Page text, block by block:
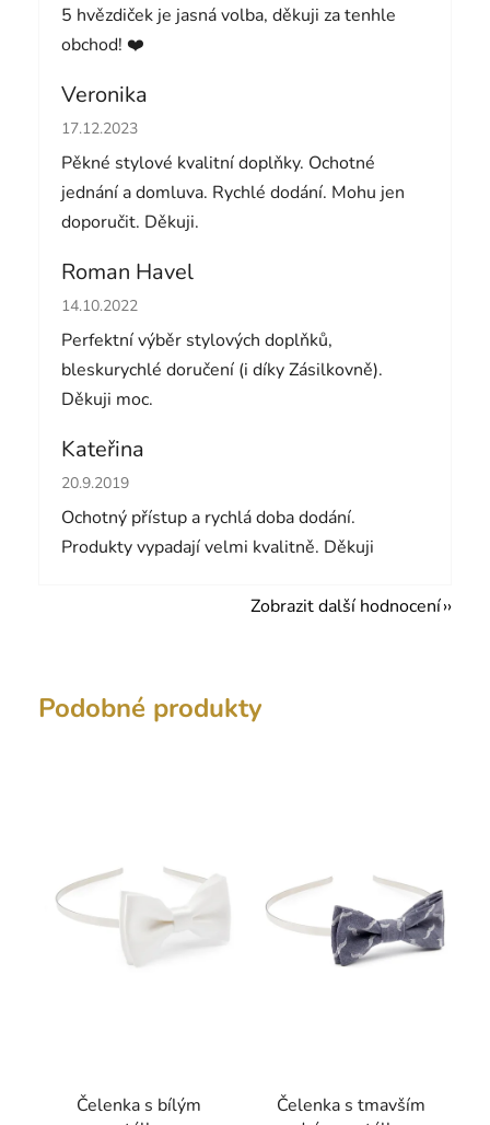
5 hvězdiček je jasná volba, děkuji za tenhle
obchod! ❤️
Veronika
Hodnocení obchodu je 5 z 5 hvězdiček.
17.12.2023
Pěkné stylové kvalitní doplňky. Ochotné
jednání a domluva. Rychlé dodání. Mohu jen
doporučit. Děkuji.
Roman Havel
Hodnocení obchodu je 5 z 5 hvězdiček.
14.10.2022
Perfektní výběr stylových doplňků,
bleskurychlé doručení (i díky Zásilkovně).
Děkuji moc.
Kateřina
Hodnocení obchodu je 5 z 5 hvězdiček.
20.9.2019
Ochotný přístup a rychlá doba dodání.
Produkty vypadají velmi kvalitně. Děkuji
Zobrazit další hodnocení
Podobné produkty
Čelenka s bílým
Čelenka s tmavším